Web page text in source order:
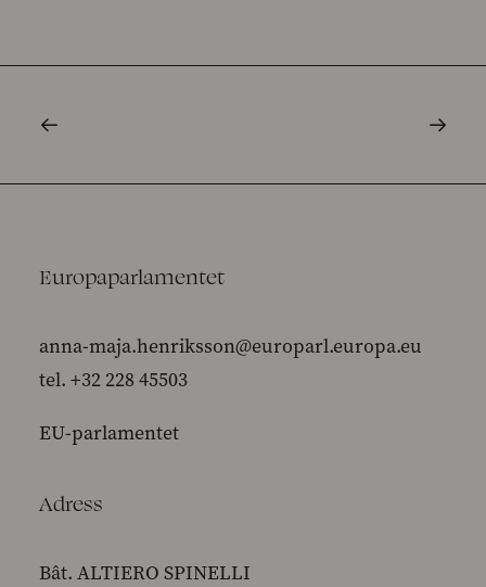
Europaparlamentet
anna-maja.henriksson@europarl.europa.eu
tel. +32 228 45503
EU-parlamentet
Adress
Bât. ALTIERO SPINELLI